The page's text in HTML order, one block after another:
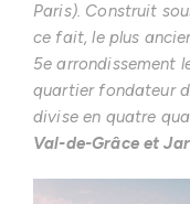
Paris). Construit
ce fait, le plus
5e arrondissement
quartier fondateur
divise en quatre
Val-de-Grâce et